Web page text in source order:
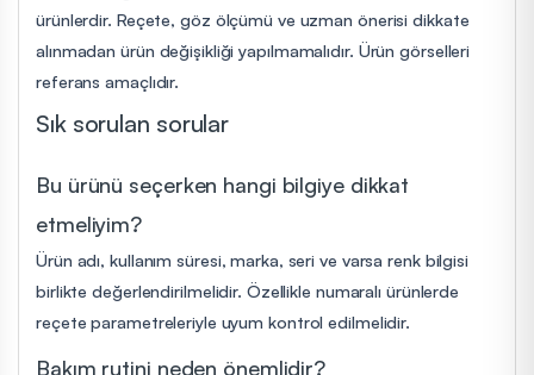
ürünlerdir. Reçete, göz ölçümü ve uzman önerisi dikkate
alınmadan ürün değişikliği yapılmamalıdır. Ürün görselleri
referans amaçlıdır.
Sık sorulan sorular
Bu ürünü seçerken hangi bilgiye dikkat
etmeliyim?
Ürün adı, kullanım süresi, marka, seri ve varsa renk bilgisi
birlikte değerlendirilmelidir. Özellikle numaralı ürünlerde
reçete parametreleriyle uyum kontrol edilmelidir.
Bakım rutini neden önemlidir?